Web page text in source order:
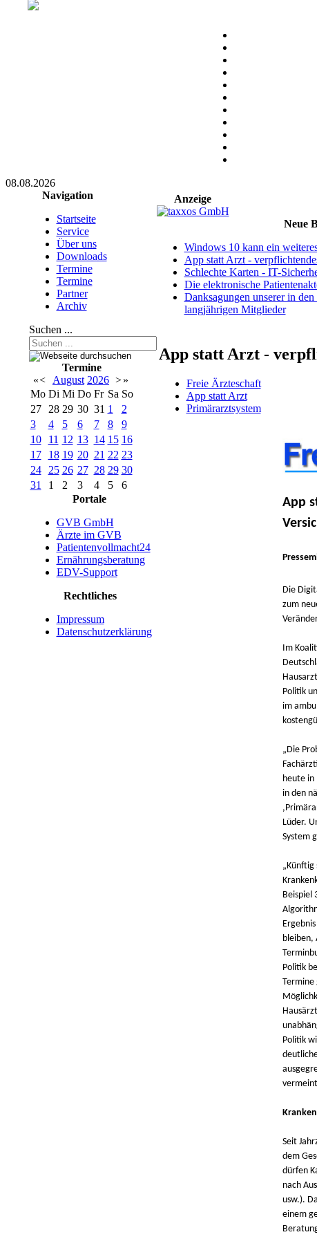
08.08.2026
Navigation
Startseite
Service
Über uns
Downloads
Termine
Termine
Partner
Archiv
Suchen ...
Termine
«< August 2026 >»
Mo Di Mi Do Fr Sa So
27
28 29 30 31 1
2
3
4 5 6 7 8
9
10
11 12 13 14 15 16
17
18 19 20 21 22 23
24
25 26 27 28 29 30
31
1 2 3 4 5
6
Portale
GVB GmbH
Ärzte im GVB
Patientenvollmacht24
Ernährungsberatung
EDV-Support
Rechtliches
Impressum
Datenschutzerklärung
Anzeige
Neue
Windows 10 kann ein
App statt Arzt -
Schlechte Karten - IT-
Die elektronische
Danksagungen unserer in
langjährigen Mitglieder
App statt Arzt -
Freie Ärzteschaft
App statt Arzt
Primärarztsystem
App
Die
zum
Im
Politik
im
„Die
heute in
in den
Lüder.
System
Beispiel
bleiben,
Politik
Termine
Politik
Seit
dem
dürfen
nach
usw.).
einem